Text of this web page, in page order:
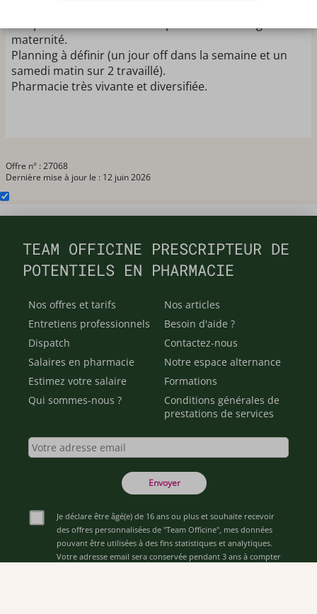
maternité.
Planning à définir (un jour off dans la semaine et un
samedi matin sur 2 travaillé).
Pharmacie très vivante et diversifiée.
Offre n° : 27068
Dernière mise à jour le : 12 juin 2026
TEAM OFFICINE PRESCRIPTEUR DE
POTENTIELS EN PHARMACIE
Nos offres et tarifs
Entretiens professionnels
Dispatch
Salaires en pharmacie
Estimez votre salaire
Qui sommes-nous ?
Nos articles
Besoin d'aide ?
Contactez-nous
Notre espace alternance
Formations
Conditions générales de
prestations de services
Envoyer
Je déclare être âgé(e) de 16 ans ou plus et souhaite recevoir
des offres personnalisées de "Team Officine", mes données
pouvant être utilisées à des fins statistiques et analytiques.
Votre adresse email sera conservée pendant 3 ans à compter